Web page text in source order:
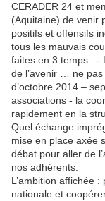
CERADER 24 et
(Aquitaine) de venir
positifs et offensifs
tous les mauvais
faites en 3 temps : -
de l’avenir … ne pas
d’octobre 2014 –
associations - la
rapidement en la
Quel échange
mise en place axée
débat pour aller de
nos adhérents.
L’ambition affichée
nationale et